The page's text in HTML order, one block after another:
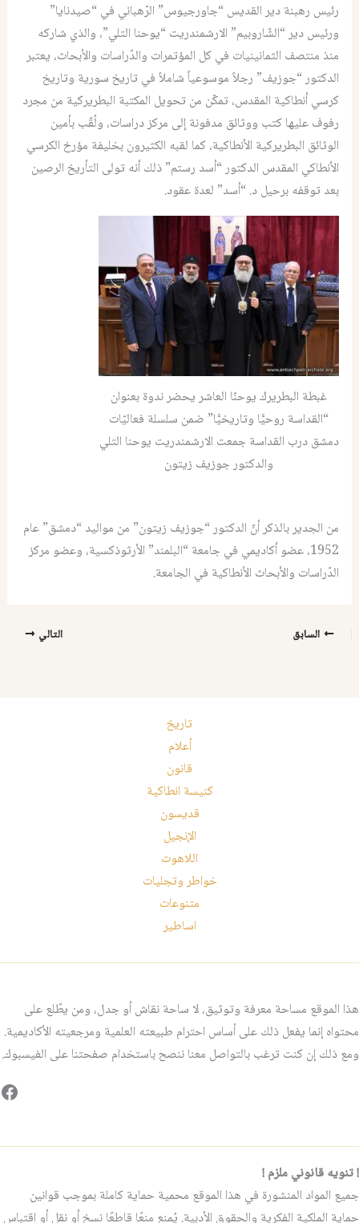
رئيس رهبنة دير القديس “جاورجيوس” الرّهباني في “صيدنايا”
ورئيس دير “الشّاروبيم” الارشمندريت “يوحنا التلي”، والذي شاركه
منذ منتصف الثمانينيات في كل المؤتمرات والدّراسات والأبحاث، يعتبر
الدكتور “جوزيف” رجلاً موسوعياً شاملاً في تاريخ سورية وتاريخ
كرسي أنطاكية المقدس، تمكّن من تحويل المكتبة البطريركية من مجرد
رفوف عليها كتب ووثائق مدفونة إلى مركز دراسات، ولُقّب بأمين
الوثائق البطريركية الأنطاكية، كما لقبه الكثيرون بخليفة مؤرخ الكرسي
الأنطاكي المقدس الدكتور “أسد رستم” ذلك أنه تولى التأريخ الرصين
بعد توقفه برحيل د. “أسد” لعدة عقود.
غبطة البطريرك يوحنّا العاشر يحضر ندوة بعنوان
“القداسة روحيًّا وتاريخيًّا” ضمن سلسلة فعاليّات
دمشق درب القداسة جمعت الارشمندريت يوحنا التلي
والدكتور جوزيف زيتون
من الجدير بالذكر أنّ الدكتور “جوزيف زيتون” من مواليد “دمشق” عام
1952، عضو أكاديمي في جامعة “البلمند” الأرثوذكسية، وعضو مركز
الدّراسات والأبحاث الأنطاكية في الجامعة.
السابق التالي
تاريخ
أعلام
قانون
كنيسة انطاكية
قديسون
الإنجيل
اللاهوت
خواطر وتجليات
متنوعات
اساطير
هذا الموقع مساحة معرفة وتوثيق، لا ساحة نقاش أو جدل، ومن يطّلع على
محتواه إنما يفعل ذلك على أساس احترام طبيعته العلمية ومرجعيته الأكاديمية.
ومع ذلك إن كنت ترغب بالتواصل معنا ننصح باستخدام صفحتنا على الفيسبوك.
! تنويه قانوني ملزم !
جميع المواد المنشورة في هذا الموقع محمية حماية كاملة بموجب قوانين
حماية الملكية الفكرية والحقوق الأدبية. يُمنع منعًا قاطعًا نسخ أو نقل أو اقتباس